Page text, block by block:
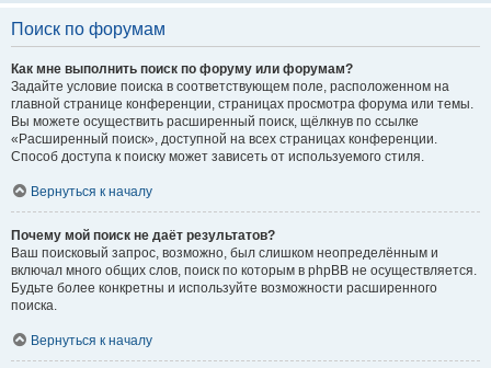
Поиск по форумам
Как мне выполнить поиск по форуму или форумам?
Задайте условие поиска в соответствующем поле, расположенном на
главной странице конференции, страницах просмотра форума или темы.
Вы можете осуществить расширенный поиск, щёлкнув по ссылке
«Расширенный поиск», доступной на всех страницах конференции.
Способ доступа к поиску может зависеть от используемого стиля.
Вернуться к началу
Почему мой поиск не даёт результатов?
Ваш поисковый запрос, возможно, был слишком неопределённым и
включал много общих слов, поиск по которым в phpBB не осуществляется.
Будьте более конкретны и используйте возможности расширенного
поиска.
Вернуться к началу